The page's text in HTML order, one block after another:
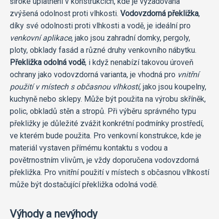
zvýšená odolnost proti vlhkosti. Vodovzdorná překližka,
díky své odolnosti proti vlhkosti a vodě, je ideální pro
venkovní aplikace, jako jsou zahradní domky, pergoly,
ploty, obklady fasád a různé druhy venkovního nábytku.
Překližka odolná vodě, i když nenabízí takovou úroveň
ochrany jako vodovzdorná varianta, je vhodná pro vnitřní
použití v místech s občasnou vlhkostí, jako jsou koupelny,
kuchyně nebo sklepy. Může být použita na výrobu skříněk,
polic, obkladů stěn a stropů. Při výběru správného typu
překližky je důležité zvážit konkrétní podmínky prostředí,
ve kterém bude použita. Pro venkovní konstrukce, kde je
materiál vystaven přímému kontaktu s vodou a
povětrnostním vlivům, je vždy doporučena vodovzdorná
překližka. Pro vnitřní použití v místech s občasnou vlhkostí
může být dostačující překližka odolná vodě.
Výhody a nevýhody